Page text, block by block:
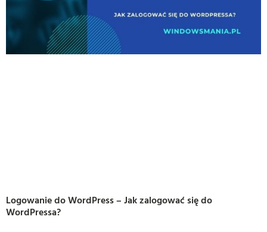
Logowanie do WordPress – Jak zalogować się do
WordPressa?